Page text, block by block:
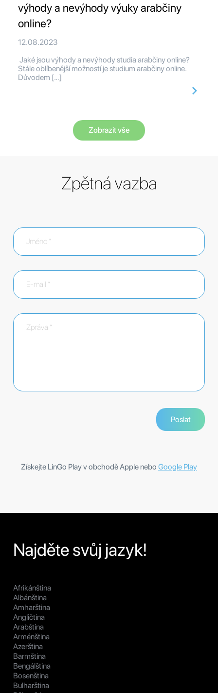
výhody a nevýhody výuky arabčiny
online?
12.08.2023
Jaké jsou výhody a nevýhody studia arabčiny online?
Stále oblíbenější možností je studium arabčiny online.
Důvodem […]
Zobrazit vše
Zpětná vazba
Získejte LinGo Play v obchodě Apple nebo Google Play
Najděte svůj jazyk!
Afrikánština
Albánština
Amharština
Angličtina
Arabština
Arménština
Azerština
Barmština
Bengálština
Bosenština
Bulharština